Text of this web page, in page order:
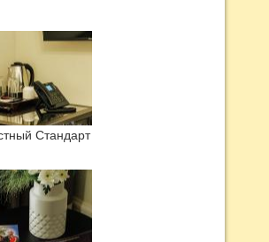
Стандарт